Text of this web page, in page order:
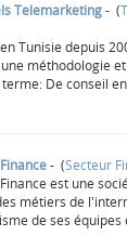
Telemarketing- (
Tunisie depuis
méthodologie
De conseil
- (Secteur
est une
métiers de
de ses